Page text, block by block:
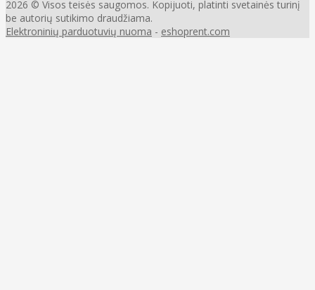
2026 © Visos teisės saugomos. Kopijuoti, platinti svetainės turinį
be autorių sutikimo draudžiama.
Elektroninių parduotuvių nuoma - eshoprent.com